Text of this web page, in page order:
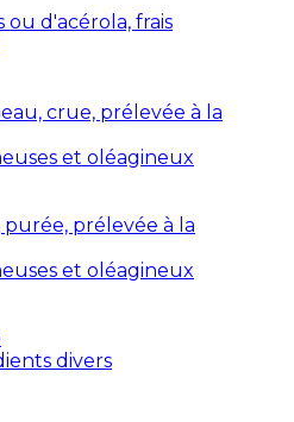
ou d'acérola, frais
crue, prélevée à la
et oléagineux
purée, prélevée à la
et oléagineux
divers